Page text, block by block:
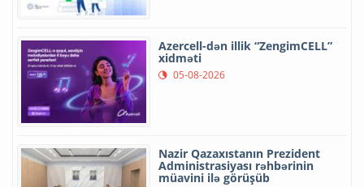
Azercell-dən illik “ZengimCELL”
xidməti
05-08-2026
Nazir Qazaxıstanın Prezident
Administrasiyası rəhbərinin
müavini ilə görüşüb